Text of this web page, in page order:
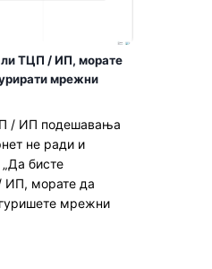
ТЦП / ИП, морате
мрежни
/ ИП подешавања
не ради и
„Да бисте
ИП, морате да
мрежни